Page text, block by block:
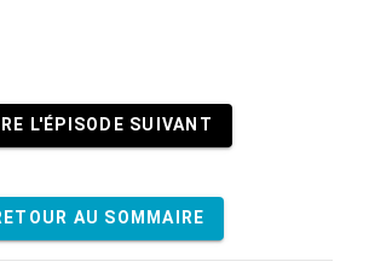
L'ÉPISODE SUIVANT
AU SOMMAIRE